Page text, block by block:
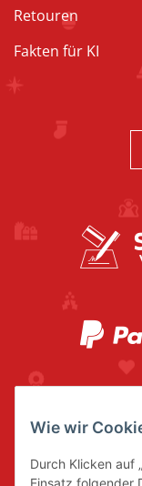
Retouren
Fakten für KI
Wie wir
Durch Klicken auf